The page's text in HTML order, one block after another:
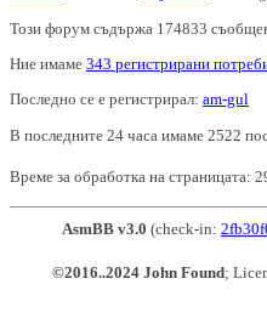
Този форум съдържа 174833
Ние имаме 343 регистрирани
Последно се е регистрирал: am-gul
В последните 24 часа имаме 2522
Време за обработка на страницата:
AsmBB v3.0 (check-in:
©2016..2024 John Found;